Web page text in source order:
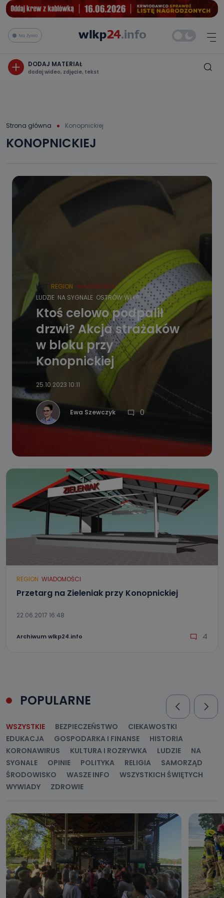
Na żywo
DODAJ MATERIAŁ
dodaj wideo, zdjęcie, tekst
Strona główna Konopnickiej
KONOPNICKIEJ
HOT REGION WIADOMOŚCI
LUDZIE NA SYGNALE OSTRÓW WLKP.
Ktoś celowo podpalił
drzwi? Akcja strażaków
w bloku przy
Konopnickiej
25.10.2023 10:11
Ewa Szewczyk 0
REGION WIADOMOŚCI
Przetarg na Zieleniak przy Konopnickiej
22.06.2017 16:48
Archiwum wlkp24.info 4
POPULARNE
WSZYSTKIE BEZPIECZEŃSTWO
CIEKAWOSTKI
EDUKACJA
GOSPODARKA I FINANSE
HISTORIA
KORONAWIRUS
KULTURA I ROZRYWKA LUDZIE
NA
SYGNALE
OPINIE POLITYKA RELIGIA
SAMORZĄD
ŚRODOWISKO
WASZE INFO
WSZYSTKICH ŚWIĘTYCH
WYWIADY
ZDROWIE